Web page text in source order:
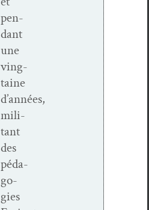
pen­
dant
une
ving­
taine
d’années,
mil­i­
tant
des
péd­a­
go­
gies